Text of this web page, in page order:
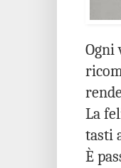
Ogni
La
tasti
È